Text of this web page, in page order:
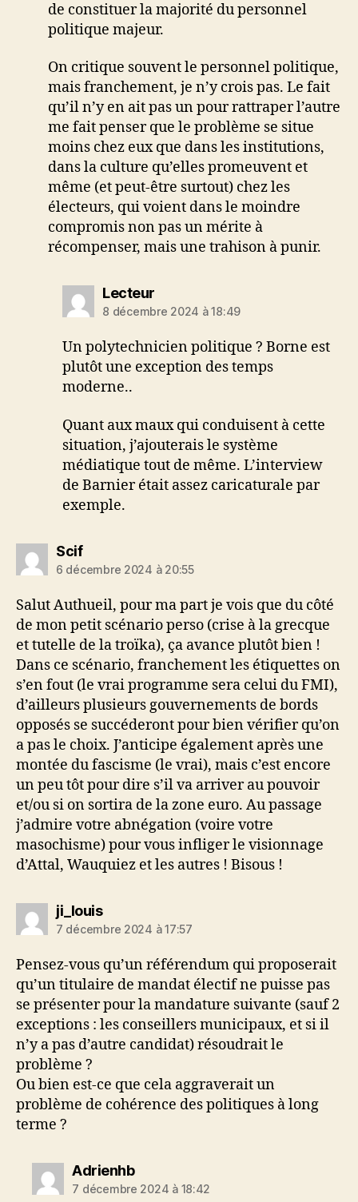
de constituer la majorité du personnel
politique majeur.
On critique souvent le personnel politique,
mais franchement, je n’y crois pas. Le fait
qu’il n’y en ait pas un pour rattraper l’autre
me fait penser que le problème se situe
moins chez eux que dans les institutions,
dans la culture qu’elles promeuvent et
même (et peut-être surtout) chez les
électeurs, qui voient dans le moindre
compromis non pas un mérite à
récompenser, mais une trahison à punir.
Lecteurdit :
8 décembre 2024 à 18:49
Un polytechnicien politique ? Borne est
plutôt une exception des temps
moderne..
Quant aux maux qui conduisent à cette
situation, j’ajouterais le système
médiatique tout de même. L’interview
de Barnier était assez caricaturale par
exemple.
Scifdit :
6 décembre 2024 à 20:55
Salut Authueil, pour ma part je vois que du côté
de mon petit scénario perso (crise à la grecque
et tutelle de la troïka), ça avance plutôt bien !
Dans ce scénario, franchement les étiquettes on
s’en fout (le vrai programme sera celui du FMI),
d’ailleurs plusieurs gouvernements de bords
opposés se succéderont pour bien vérifier qu’on
a pas le choix. J’anticipe également après une
montée du fascisme (le vrai), mais c’est encore
un peu tôt pour dire s’il va arriver au pouvoir
et/ou si on sortira de la zone euro. Au passage
j’admire votre abnégation (voire votre
masochisme) pour vous infliger le visionnage
d’Attal, Wauquiez et les autres ! Bisous !
ji_louisdit :
7 décembre 2024 à 17:57
Pensez-vous qu’un référendum qui proposerait
qu’un titulaire de mandat électif ne puisse pas
se présenter pour la mandature suivante (sauf 2
exceptions : les conseillers municipaux, et si il
n’y a pas d’autre candidat) résoudrait le
problème ?
Ou bien est-ce que cela aggraverait un
problème de cohérence des politiques à long
terme ?
Adrienhbdit :
7 décembre 2024 à 18:42